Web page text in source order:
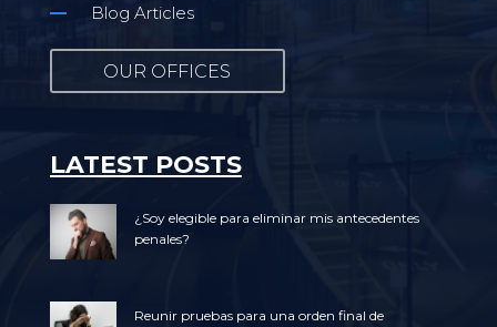
Blog Articles
OUR OFFICES
LATEST POSTS
¿Soy elegible para eliminar mis antecedentes
penales?
Reunir pruebas para una orden final de